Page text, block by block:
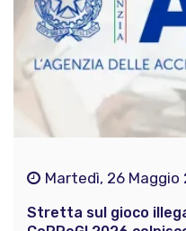
Martedì, 26 Maggio
Stretta sul gioco